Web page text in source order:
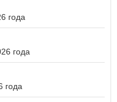
года
года
года